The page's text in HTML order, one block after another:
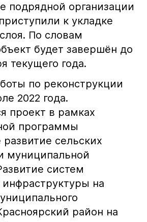
подрядной организации
к укладке
По словам
будет завершён до
текущего года.
по реконструкции
2022 года.
проект в рамках
программы
сельских
муниципальной
систем
на
район на